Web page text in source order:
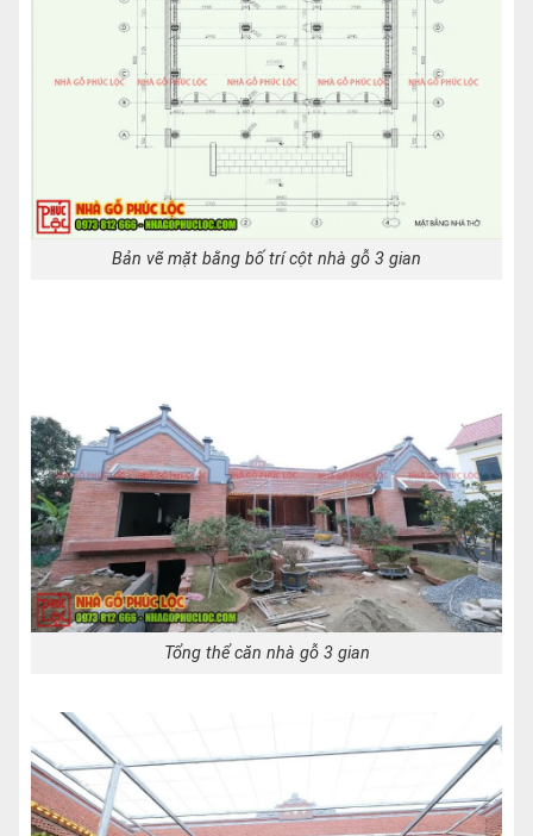
Bản vẽ mặt bằng bố trí cột nhà gỗ 3 gian
Tổng thể căn nhà gỗ 3 gian